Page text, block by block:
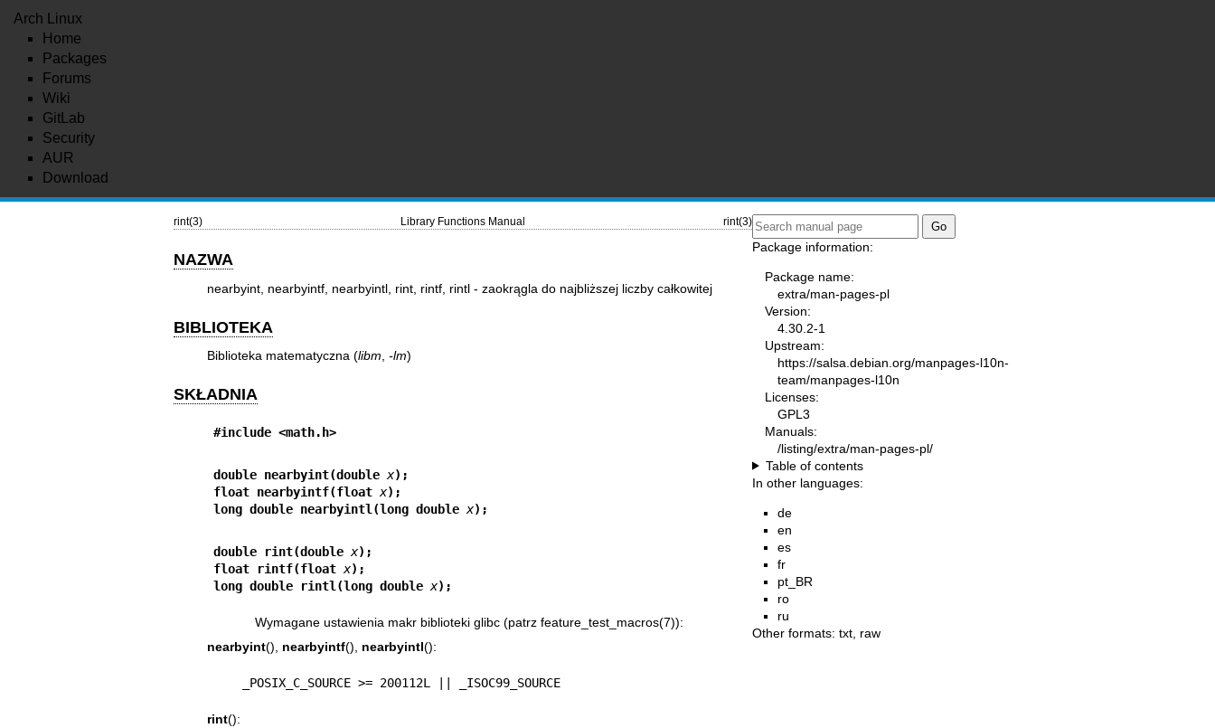
Arch Linux
Home
Packages
Forums
Wiki
GitLab
Security
AUR
Download
rint(3) Library Functions Manual rint(3)
NAZWA
nearbyint, nearbyintf, nearbyintl, rint, rintf, rintl - zaokrągla do najbliższej liczby całkowitej
BIBLIOTEKA
Biblioteka matematyczna (libm -lm)
SKŁADNIA
#include <math.h>
double nearbyint(double x);
float nearbyintf(float x);
long double nearbyintl(long double x);
double rint(double x);
float rintf(float x);
long double rintl(long double x);
Wymagane ustawienia makr biblioteki glibc (patrzfeature_test_macros(7)):
nearbyint(), nearbyintf(), nearbyintl():
    _POSIX_C_SOURCE >= 200112L || _ISOC99_SOURCE
rint():
Package information:
Package name:
extra/man-pages-pl
Version:
4.30.2-1
Upstream:
https://salsa.debian.org/manpages-l10n-
team/manpages-l10n
Licenses:
GPL3
Manuals:
/listing/extra/man-pages-pl/
Table of contents
In other languages:
de
en
es
fr
pt_BR
ro
ru
Other formats: txt raw